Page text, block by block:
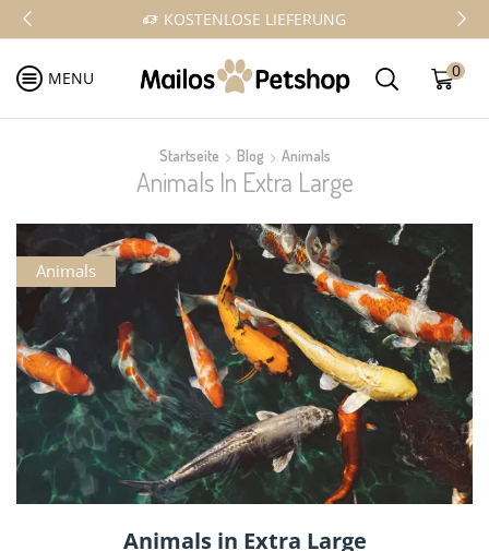
KOSTENLOSE LIEFERUNG
MENU 0
Startseite Blog Animals
Animals In Extra Large
Animals
Animals in Extra Large